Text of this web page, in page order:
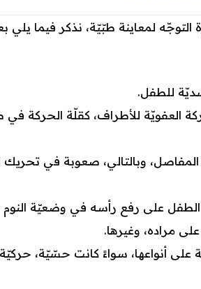
التوجّه لمعاينة طبّيّة، نذكر فيما
للطفل.
العفويّة للأطراف، كقلّة الحركة
وبالتالي، صعوبة في تحريك
على رفع رأسه في وضعيّة النوم
مراده، وغيرها.
أنواعها، سواءً كانت حسّيّة،